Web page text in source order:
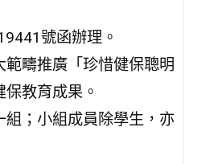
號函辦理。
疇推廣「珍惜健保聰明
教育成果。
；小組成員除學生，亦